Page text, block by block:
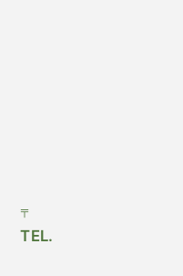
〒
TEL.